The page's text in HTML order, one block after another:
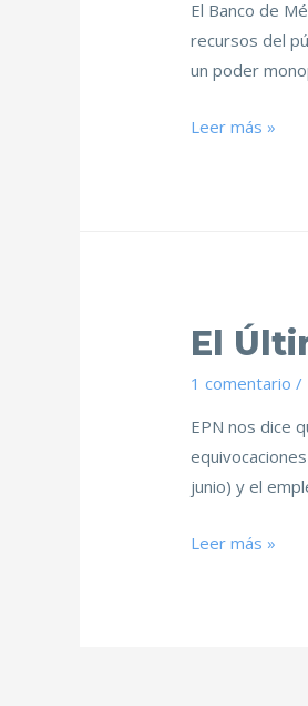
El Banco de
recursos del
un poder
Leer más »
El
1 comentario /
EPN nos dice
junio) y el
Leer más »